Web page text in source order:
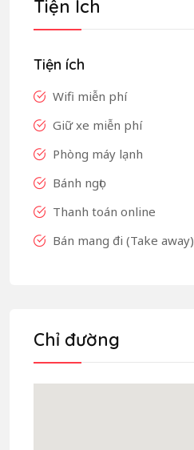
Tiện Ích
Tiện ích
Wifi miễn phí
Giữ xe miễn phí
Phòng máy lạnh
Bánh ngọt
Thanh toán online
Bán mang đi (Take away)
Chỉ đường